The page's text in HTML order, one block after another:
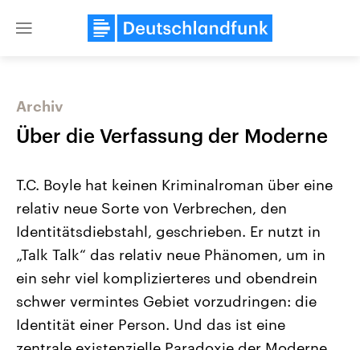
Close
Landtagswahl Sachsen-Anhalt
2026
Alle Informationen
Sachsen-Anhalt wählt am 6.
September 2026 einen neuen
Landtag. Seit 2021 wird das
USA
Aktuelle Beiträge,
Hintergründe
Wirtschaftlich und
gehören die Vereinigten
den mächtigsten Ländern
Archiv
Über die Verfassung der Moderne
T.C. Boyle hat keinen Kriminalroman über eine
relativ neue Sorte von Verbrechen, den
Identitätsdiebstahl, geschrieben. Er nutzt in
„Talk Talk“ das relativ neue Phänomen, um in
ein sehr viel komplizierteres und obendrein
schwer vermintes Gebiet vorzudringen: die
Identität einer Person. Und das ist eine